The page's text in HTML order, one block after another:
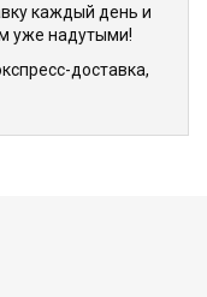
каждый день и
уже надутыми!
доставка,